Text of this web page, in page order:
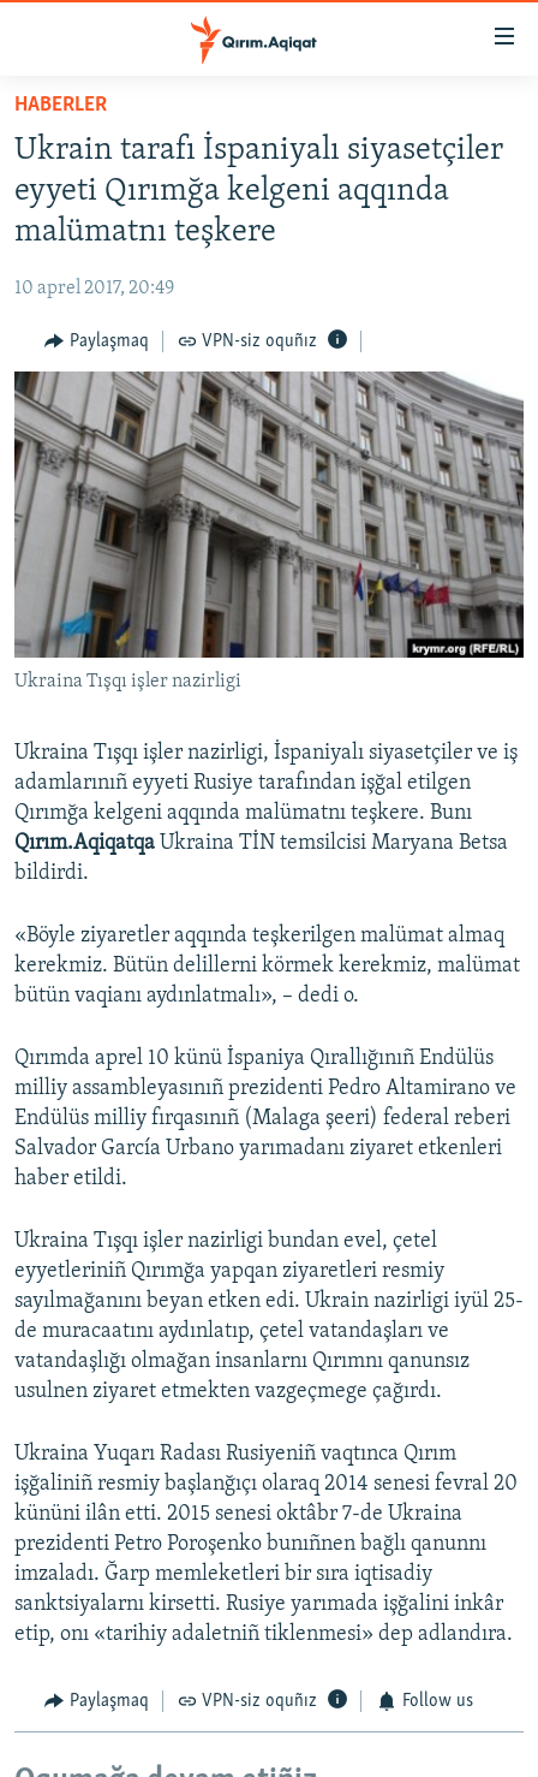
Esas
qaytmaq
Baş
navigatsiyağa
qaytmaq
Qıdıruvğa
qaytmaq
HABERLER
İQTİSADİYAT
MEDENİYET
İNSAN AQLARI
VİDEO
SÜRET
BLOGLAR
FİKİR
Русский
Українською
QOŞULIÑIZ!
RFE/RS bütün saytları
HABERLER
Ukrain tarafı İspaniyalı siyasetçiler
eyyeti Qırımğa kelgeni aqqında
malümatnı teşkere
10 aprel 2017, 20:49
Paylaşmaq VPN-siz oquñız
Ukraina Tışqı işler nazirligi
Ukraina Tışqı işler nazirligi, İspaniyalı siyasetçiler ve iş
adamlarınıñ eyyeti Rusiye tarafından işğal etilgen
Qırımğa kelgeni aqqında malümatnı teşkere. Bunı
Qırım.Aqiqatqa Ukraina TİN temsilcisi Maryana Betsa
bildirdi.
«Böyle ziyaretler aqqında teşkerilgen malümat almaq
kerekmiz. Bütün delillerni körmek kerekmiz, malümat
bütün vaqianı aydınlatmalı», – dedi o.
Qırımda aprel 10 künü İspaniya Qırallığınıñ Endülüs
milliy assambleyasınıñ prezidenti Pedro Altamirano ve
Endülüs milliy fırqasınıñ (Malaga şeeri) federal reberi
Salvador García Urbano yarımadanı ziyaret etkenleri
haber etildi.
Ukraina Tışqı işler nazirligi bundan evel, çetel
eyyetleriniñ Qırımğa yapqan ziyaretleri resmiy
sayılmağanını beyan etken edi. Ukrain nazirligi iyül 25-
de muracaatını aydınlatıp, çetel vatandaşları ve
vatandaşlığı olmağan insanlarnı Qırımnı qanunsız
usulnen ziyaret etmekten vazgeçmege çağırdı.
Ukraina Yuqarı Radası Rusiyeniñ vaqtınca Qırım
işğaliniñ resmiy başlanğıçı olaraq 2014 senesi fevral 20
kününi ilân etti. 2015 senesi oktâbr 7-de Ukraina
prezidenti Petro Poroşenko bunıñnen bağlı qanunnı
imzaladı. Ğarp memleketleri bir sıra iqtisadiy
sanktsiyalarnı kirsetti. Rusiye yarımada işğalini inkâr
etip, onı «tarihiy adaletniñ tiklenmesi» dep adlandıra.
Paylaşmaq VPN-siz oquñız Follow us